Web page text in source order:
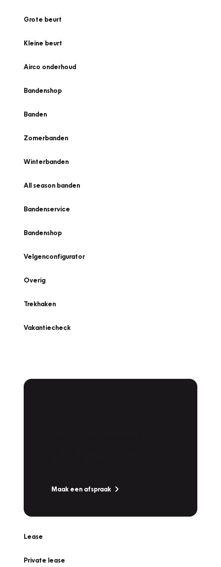
Grote beurt
Kleine beurt
Airco onderhoud
Bandenshop
Banden
Zomerbanden
Winterbanden
All season banden
Bandenservice
Bandenshop
Velgenconfigurator
Overig
Trekhaken
Vakantiecheck
Maak een afspraak
Lease
Private lease